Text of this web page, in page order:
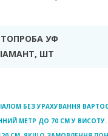
УФ
, ШТ
БЕЗ УРАХУВАННЯ
МЕТР ДО 70 СМ У